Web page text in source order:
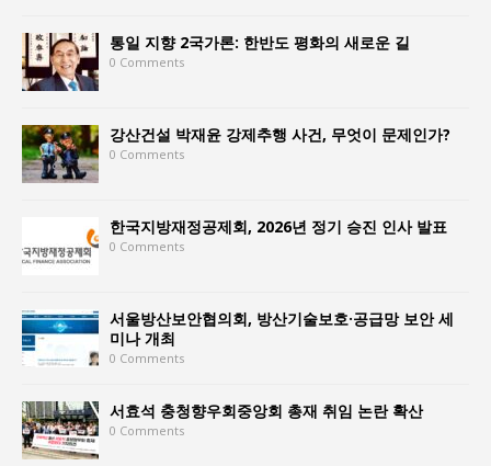
통일 지향 2국가론: 한반도 평화의 새로운 길
0 Comments
강산건설 박재윤 강제추행 사건, 무엇이 문제인가?
0 Comments
한국지방재정공제회, 2026년 정기 승진 인사 발표
0 Comments
서울방산보안협의회, 방산기술보호·공급망 보안 세
미나 개최
0 Comments
서효석 충청향우회중앙회 총재 취임 논란 확산
0 Comments